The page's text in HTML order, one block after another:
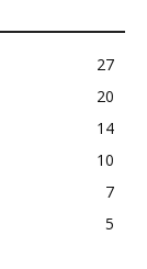
27
20
14
10
7
5